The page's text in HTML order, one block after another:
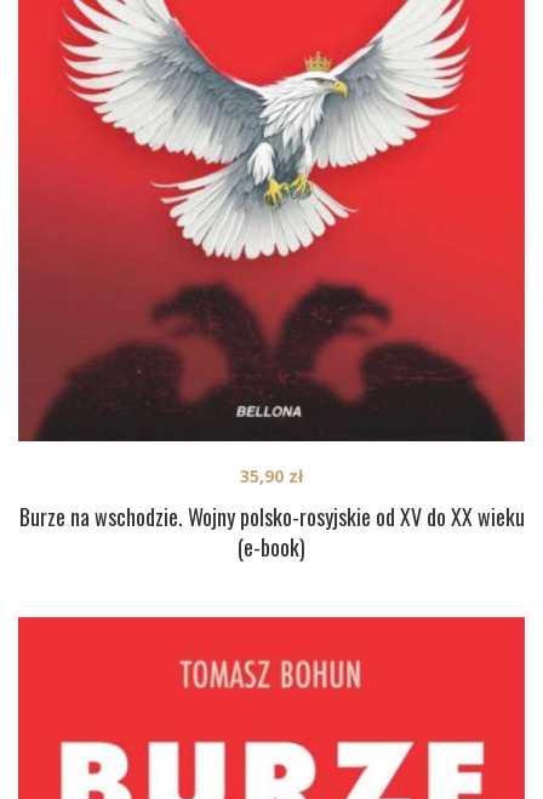
Burze na wschodzie. Wojny polsko-rosyjskie od XV do XX wieku
(e-book)
35,90 zł